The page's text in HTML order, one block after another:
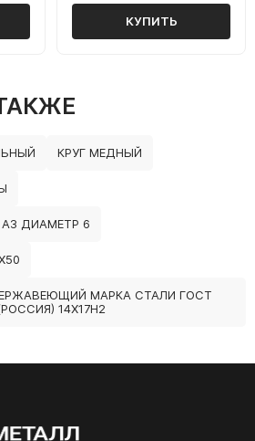
КУПИТЬ
КРУГ МЕДНЫЙ
ДИАМЕТР 6
МАРКА СТАЛИ ГОСТ
14Х17Н2